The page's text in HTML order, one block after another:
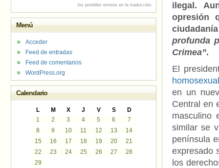
ilegal.
opresión
profunda
Crimea”.
El
en un
Central en
masculino
similar se
península
expresado
los
los posibles errores en la traducción.
Menú
Acceder
Feed de entradas
Feed de comentarios
WordPress.org
Calendario
L M X J V S
D
1
2 3 4 5 6
7
8
9 10 11 12 13
14
15
16 17 18 19 20
21
22
23 24 25 26 27
28
29